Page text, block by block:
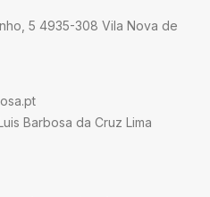
5 4935-308 Vila Nova de
Barbosa da Cruz Lima